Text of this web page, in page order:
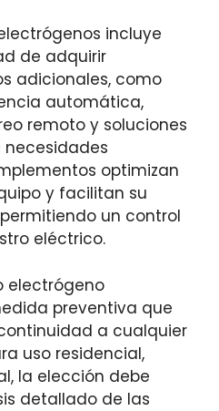
incluye
de adquirir
adicionales, como
automática,
remoto y soluciones
necesidades
optimizan
y facilitan su
un control
eléctrico.
electrógeno
preventiva que
a cualquier
uso residencial,
la elección debe
detallado de las